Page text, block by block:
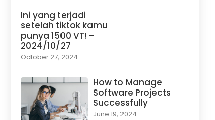
Ini yang terjadi
setelah tiktok kamu
punya 1500 VT! –
2024/10/27
October 27, 2024
How to Manage
Software Projects
Successfully
June 19, 2024